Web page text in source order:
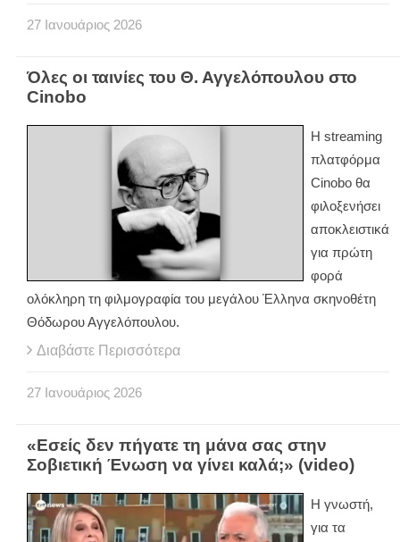
27 Ιανουάριος 2026
Όλες οι ταινίες του Θ. Αγγελόπουλου στο
Cinobo
Η streaming
πλατφόρμα
Cinobo θα
φιλοξενήσει
αποκλειστικά
για πρώτη
φορά
ολόκληρη τη φιλμογραφία του μεγάλου Έλληνα σκηνοθέτη
Θόδωρου Αγγελόπουλου.
Διαβάστε Περισσότερα
27 Ιανουάριος 2026
«Εσείς δεν πήγατε τη μάνα σας στην
Σοβιετική Ένωση να γίνει καλά;» (video)
Η γνωστή,
για τα